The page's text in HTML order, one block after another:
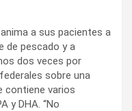
a sus pacientes a
de pescado y a
dos veces por
sobre una
contiene varios
y DHA. “No